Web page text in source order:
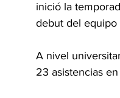
inició la
debut del equipo
A nivel
23 asistencias